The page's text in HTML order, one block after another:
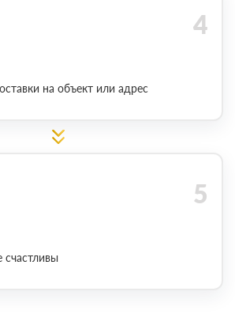
на объект или адрес
счастливы